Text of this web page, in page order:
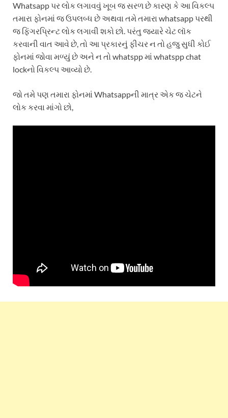
Whatsapp પર લોક લગાવવું ખૂબ જ સરળ છે કારણ કે આ વિકલ્પ
તમારા ફોનમાં જ ઉપલબ્ધ છે અથવા તમે તમારા whatsapp પરથી
જ ફિંગરપ્રિન્ટ લોક લગાવી શકો છો. પરંતુ જ્યારે ચેટ લૉક
કરવાની વાત આવે છે, તો આ પ્રકારનું ફીચર ન તો હજુ સુધી કોઈ
ફોનમાં જોવા મળ્યું છે અને ન તો whatspp માં whatspp chat
lockનો વિકલ્પ આવ્યો છે.
જો તમે પણ તમારા ફોનમાં Whatsappની માત્ર એક જ ચેટને
લોક કરવા માંગો છો,